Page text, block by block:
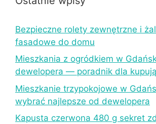
Bezpieczne rolety zewnętrzne i
fasadowe do domu
Mieszkania z ogródkiem w
dewelopera — poradnik dla
Mieszkanie trzypokojowe w
wybrać najlepsze od dewelopera
Kapusta czerwona 480 g sekret